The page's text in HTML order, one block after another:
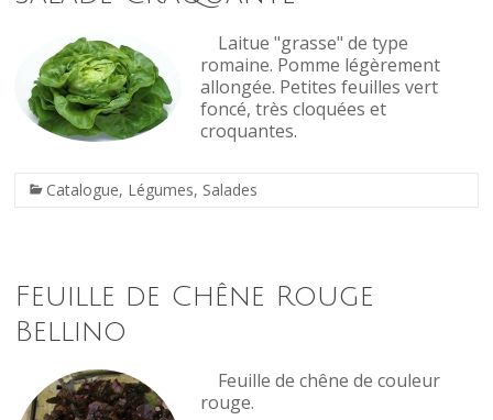
Laitue "grasse" de type
romaine. Pomme légèrement
allongée. Petites feuilles vert
foncé, très cloquées et
croquantes.
Catalogue, Légumes, Salades
Feuille de Chêne Rouge
Bellino
Feuille de chêne de couleur
rouge.